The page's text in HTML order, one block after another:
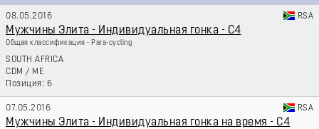
08.05.2016 RSA
Мужчины Элита - Индивидуальная гонка - C4
Общая классификация - Para-cycling
SOUTH AFRICA
CDM / ME
6
07.05.2016 RSA
Мужчины Элита - Индивидуальная гонка на время - C4